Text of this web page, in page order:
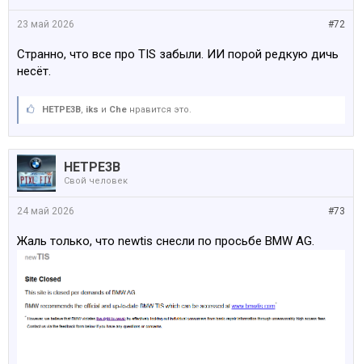
#72
23 май 2026
Странно, что все про TIS забыли. ИИ порой редкую дичь
несёт.
HETPE3B, iks и Che нравится это.
HETPE3B
Свой человек
#73
24 май 2026
Жаль только, что newtis снесли по просьбе BMW AG.